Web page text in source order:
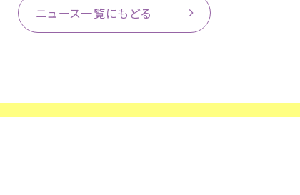
ニュース一覧にもどる